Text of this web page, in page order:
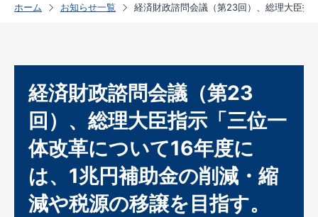
ホーム お知らせ一覧 経済財政諮問会議（第23回）、総理大臣指
経済財政諮問会議（第23
回）、総理大臣指示「三位一
体改革について16年度に
は、1兆円補助金の削減・縮
減や税源の移譲を目指す。